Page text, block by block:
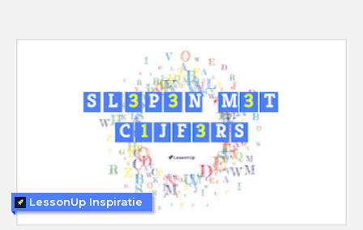
LessonUp Inspiratie